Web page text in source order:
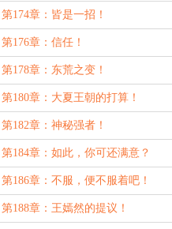
人吗？
第174章：皆是一招！
第176章：信任！
第178章：东荒之变！
第180章：大夏王朝的打算！
第182章：神秘强者！
第184章：如此，你可还满意？
第186章：不服，便不服着吧！
第188章：王嫣然的提议！